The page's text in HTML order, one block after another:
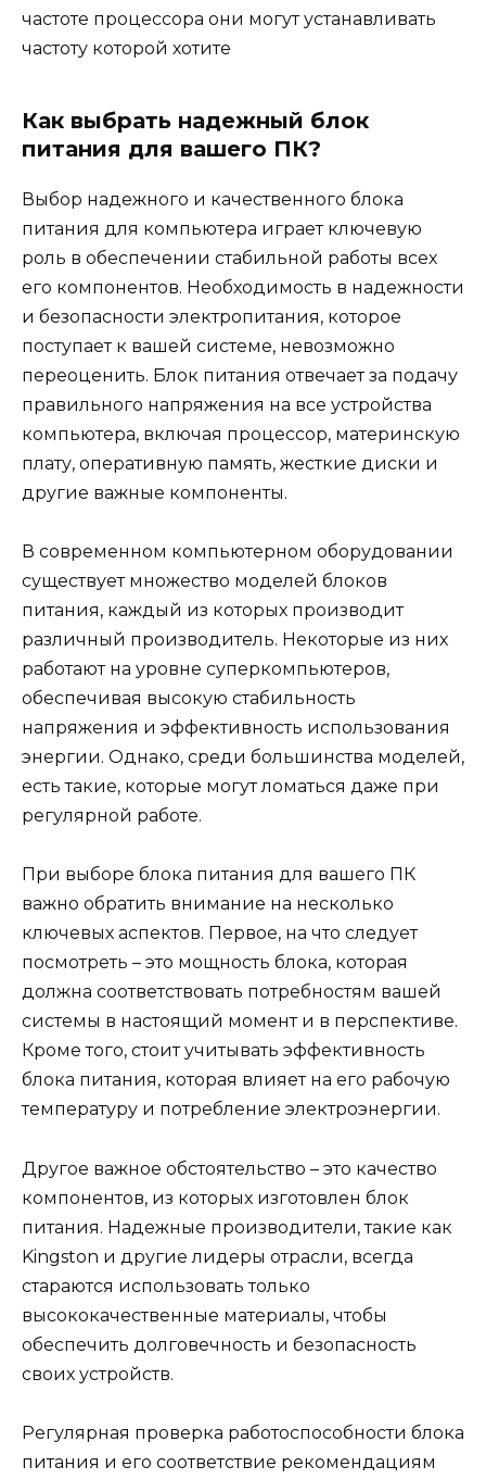
частоте процессора они могут устанавливать
частоту которой хотите
Как выбрать надежный блок
питания для вашего ПК?
Выбор надежного и качественного блока
питания для компьютера играет ключевую
роль в обеспечении стабильной работы всех
его компонентов. Необходимость в надежности
и безопасности электропитания, которое
поступает к вашей системе, невозможно
переоценить. Блок питания отвечает за подачу
правильного напряжения на все устройства
компьютера, включая процессор, материнскую
плату, оперативную память, жесткие диски и
другие важные компоненты.
В современном компьютерном оборудовании
существует множество моделей блоков
питания, каждый из которых производит
различный производитель. Некоторые из них
работают на уровне суперкомпьютеров,
обеспечивая высокую стабильность
напряжения и эффективность использования
энергии. Однако, среди большинства моделей,
есть такие, которые могут ломаться даже при
регулярной работе.
При выборе блока питания для вашего ПК
важно обратить внимание на несколько
ключевых аспектов. Первое, на что следует
посмотреть – это мощность блока, которая
должна соответствовать потребностям вашей
системы в настоящий момент и в перспективе.
Кроме того, стоит учитывать эффективность
блока питания, которая влияет на его рабочую
температуру и потребление электроэнергии.
Другое важное обстоятельство – это качество
компонентов, из которых изготовлен блок
питания. Надежные производители, такие как
Kingston и другие лидеры отрасли, всегда
стараются использовать только
высококачественные материалы, чтобы
обеспечить долговечность и безопасность
своих устройств.
Регулярная проверка работоспособности блока
питания и его соответствие рекомендациям